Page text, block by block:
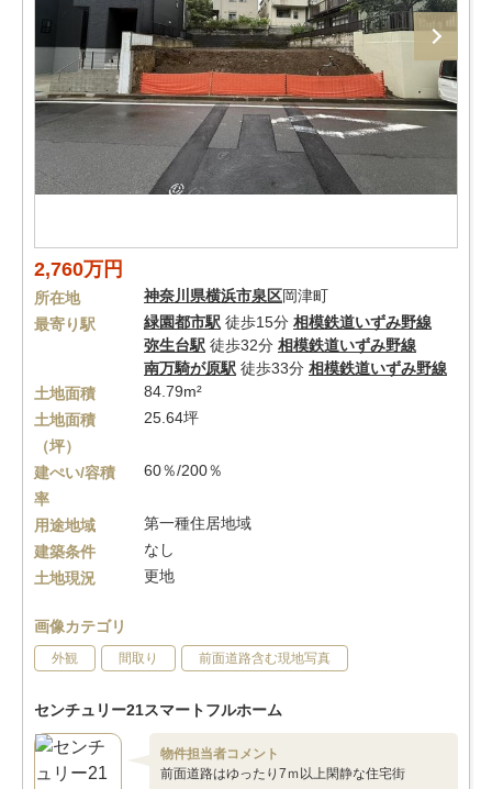
2,760万円
所在地 神奈川県横浜市泉区岡津町
最寄り駅
緑園都市駅 徒歩15分 相模鉄道いずみ野線
弥生台駅 徒歩32分 相模鉄道いずみ野線
南万騎が原駅 徒歩33分 相模鉄道いずみ野線
土地面積
84.79m²
土地面積
（坪）
25.64坪
建ぺい/容積
率
60％/200％
用途地域
第一種住居地域
建築条件
なし
土地現況
更地
画像カテゴリ
外観 間取り 前面道路含む現地写真
センチュリー21スマートフルホーム
物件担当者コメント
前面道路はゆったり7ｍ以上閑静な住宅街